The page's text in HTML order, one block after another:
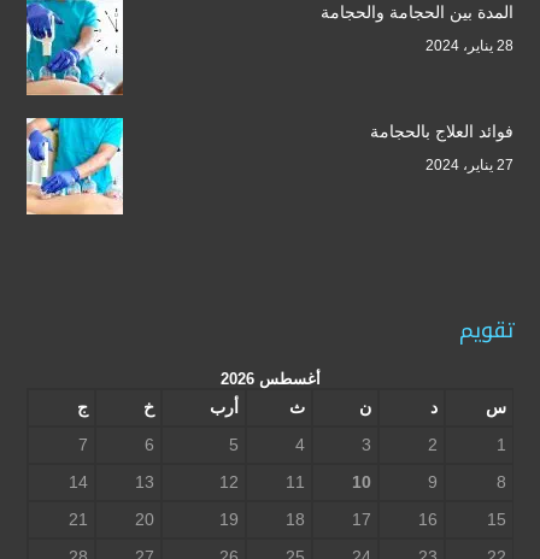
المدة بين الحجامة والحجامة
28 يناير، 2024
فوائد العلاج بالحجامة
27 يناير، 2024
تقويم
أغسطس 2026
س د ن ث أرب خ
ج
1
2
3
4
5
6
7
8
9
10
11
12
13
14
15
16
17
18
19
20
21